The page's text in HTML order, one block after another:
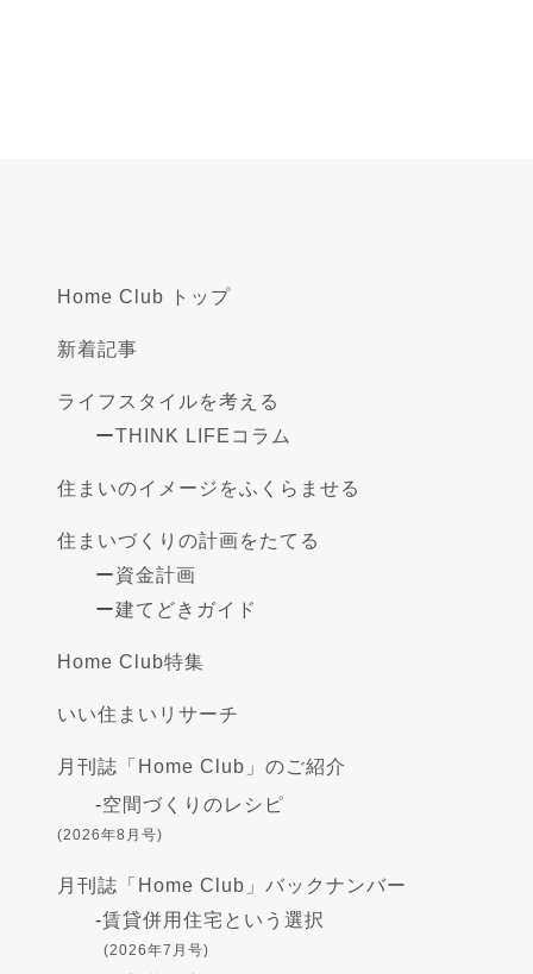
Home Club トップ
新着記事
ライフスタイルを考える
ーTHINK LIFEコラム
住まいのイメージをふくらませる
住まいづくりの計画をたてる
ー資金計画
ー建てどきガイド
Home Club特集
いい住まいリサーチ
月刊誌「Home Club」のご紹介
-空間づくりのレシピ
(2026年8月号)
月刊誌「Home Club」バックナンバー
-賃貸併用住宅という選択
(2026年7月号)